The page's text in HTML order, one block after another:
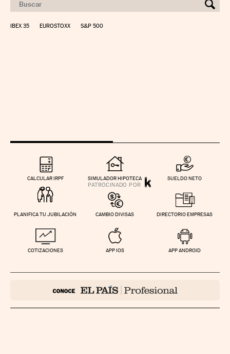
IBEX 35 EUROSTOXX S&P 500
CALCULAR IRPF SIMULADOR HIPOTECA SUELDO NETO
PLANIFICA TU JUBILACIÓN CAMBIO DIVISAS DIRECTORIO EMPRESAS
COTIZACIONES APP IOS APP ANDROID